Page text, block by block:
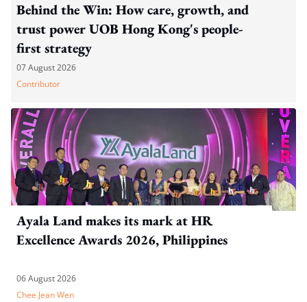
Behind the Win: How care, growth, and
trust power UOB Hong Kong's people-
first strategy
07 August 2026
Contributor
Ayala Land makes its mark at HR
Excellence Awards 2026, Philippines
06 August 2026
Chee Jean Wen